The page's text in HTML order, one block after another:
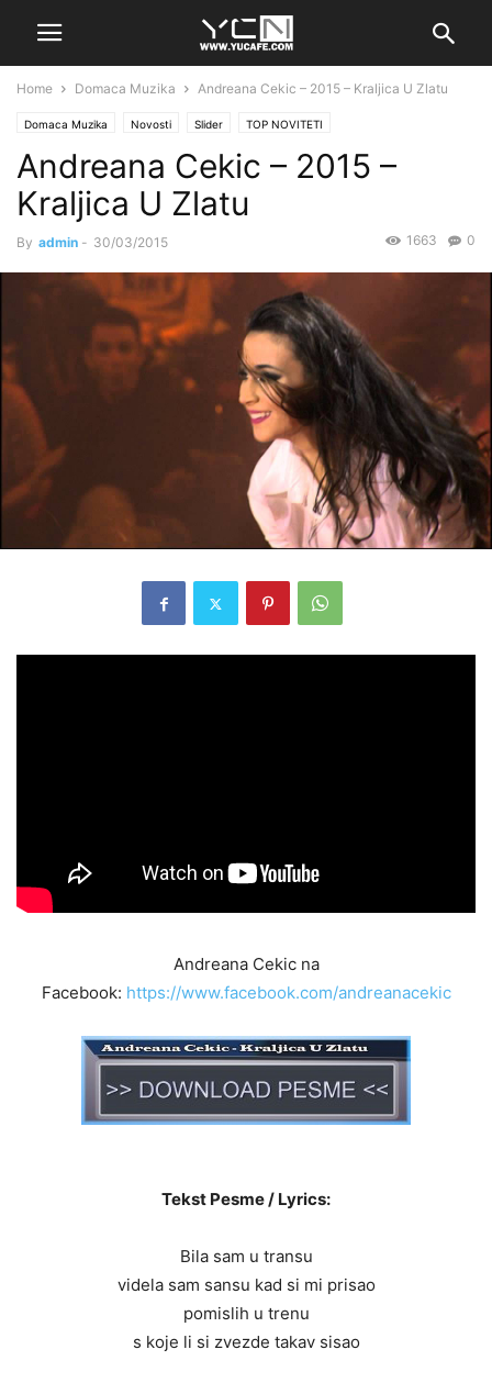
Home Domaca Muzika Andreana Cekic – 2015 – Kraljica U Zlatu
Domaca Muzika Novosti Slider TOP NOVITETI
Andreana Cekic – 2015 –
Kraljica U Zlatu
By admin - 30/03/2015 0
1663
Andreana Cekic na
Facebook: https://www.facebook.com/andreanacekic
Tekst Pesme / Lyrics:
Bila sam u transu
videla sam sansu kad si mi prisao
pomislih u trenu
s koje li si zvezde takav sisao